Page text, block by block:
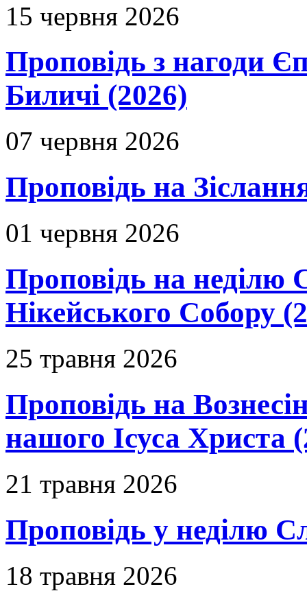
15 червня 2026
Проповідь з нагоди
Биличі (2026)
07 червня 2026
Проповідь на
01 червня 2026
Проповідь на неділю
Нікейського Собору
25 травня 2026
Проповідь на
нашого Ісуса Христа
21 травня 2026
Проповідь у неділю
18 травня 2026